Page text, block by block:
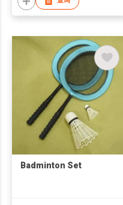
Badminton Set